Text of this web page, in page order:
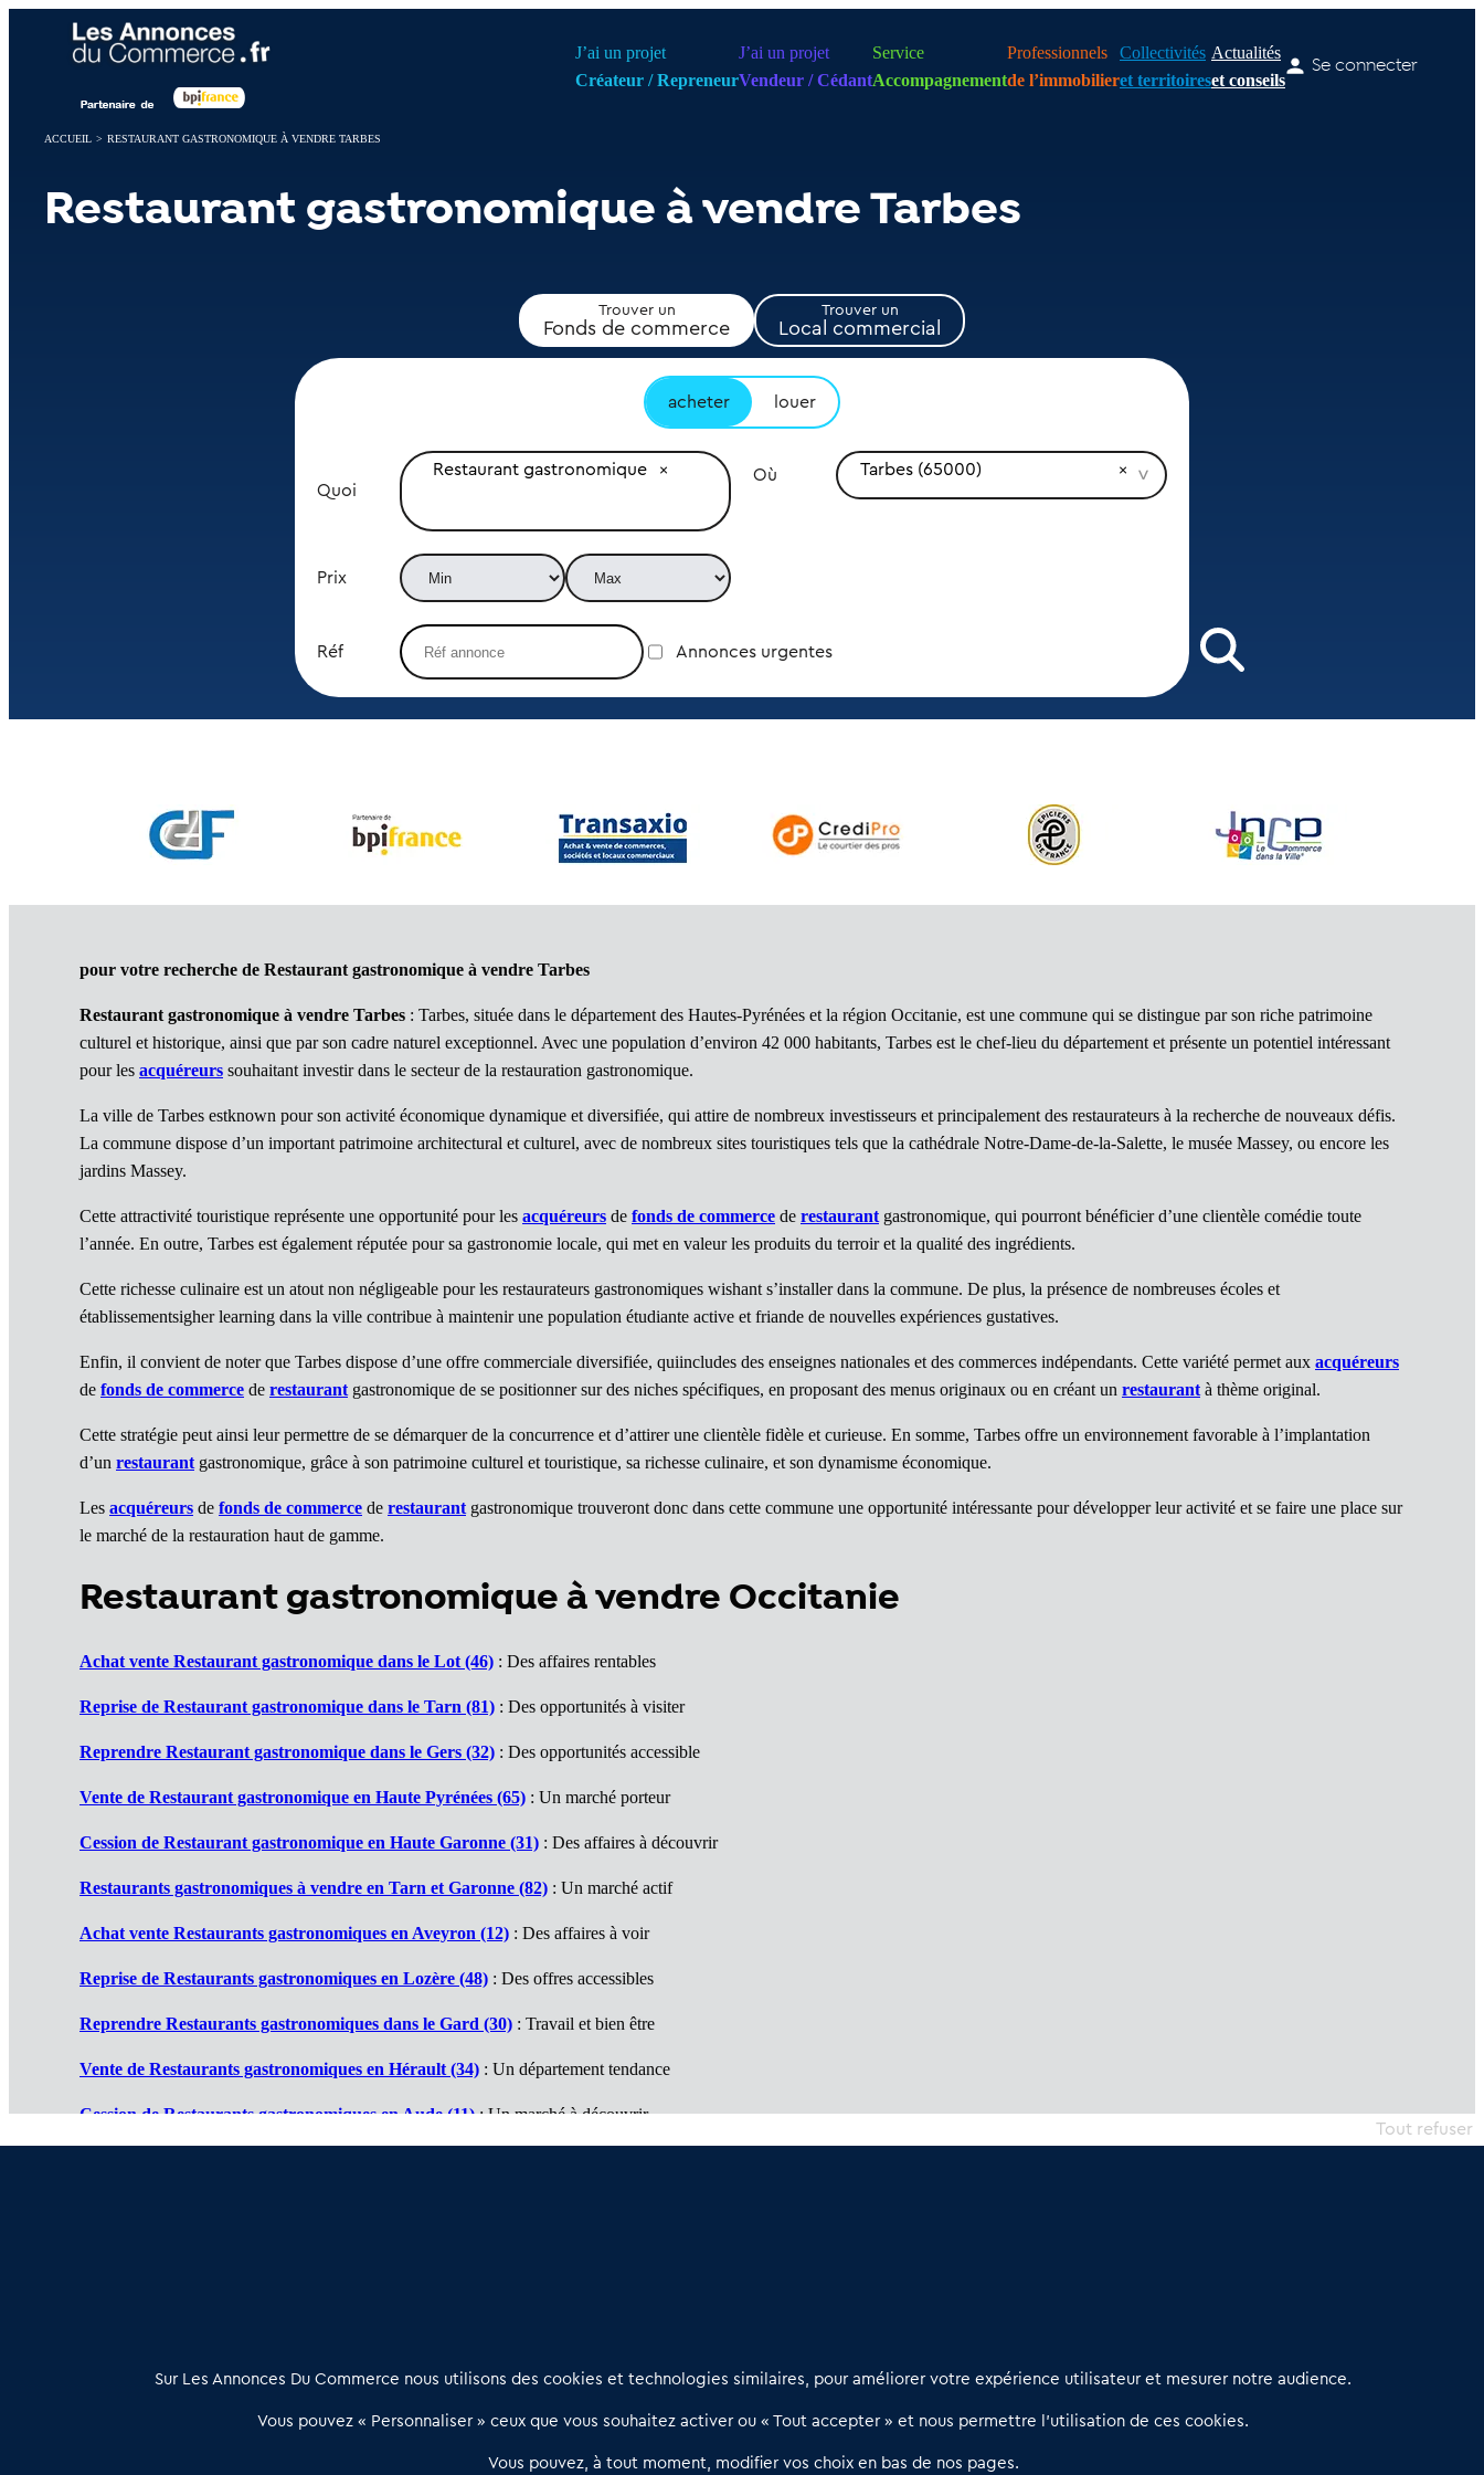
J’ai un projet
Créateur / Repreneur
J’ai un projet
Vendeur / Cédant
Service
Accompagnement
Professionnels
de l’immobilier
Collectivités
et territoires
Actualités
et conseils
Se connecter
ACCUEIL > RESTAURANT GASTRONOMIQUE À VENDRE TARBES
Restaurant gastronomique à vendre Tarbes
Trouver un
Fonds de commerce
Trouver un
Local commercial
acheter louer
Quoi
Restaurant gastronomique Où Tarbes (65000)
Prix
Réf Annonces urgentes
pour votre recherche de Restaurant gastronomique à vendre Tarbes
Restaurant gastronomique à vendre Tarbes : Tarbes, située dans le département des Hautes-Pyrénées et la région Occitanie, est une commune qui se distingue par son riche patrimoine
culturel et historique, ainsi que par son cadre naturel exceptionnel. Avec une population d’environ 42 000 habitants, Tarbes est le chef-lieu du département et présente un potentiel intéressant
pour les acquéreurs souhaitant investir dans le secteur de la restauration gastronomique.
La ville de Tarbes estknown pour son activité économique dynamique et diversifiée, qui attire de nombreux investisseurs et principalement des restaurateurs à la recherche de nouveaux défis.
La commune dispose d’un important patrimoine architectural et culturel, avec de nombreux sites touristiques tels que la cathédrale Notre-Dame-de-la-Salette, le musée Massey, ou encore les
jardins Massey.
Cette attractivité touristique représente une opportunité pour les acquéreurs de fonds de commerce de restaurant gastronomique, qui pourront bénéficier d’une clientèle comédie toute
l’année. En outre, Tarbes est également réputée pour sa gastronomie locale, qui met en valeur les produits du terroir et la qualité des ingrédients.
Cette richesse culinaire est un atout non négligeable pour les restaurateurs gastronomiques wishant s’installer dans la commune. De plus, la présence de nombreuses écoles et
établissementsigher learning dans la ville contribue à maintenir une population étudiante active et friande de nouvelles expériences gustatives.
Enfin, il convient de noter que Tarbes dispose d’une offre commerciale diversifiée, quiincludes des enseignes nationales et des commerces indépendants. Cette variété permet aux acquéreurs
de fonds de commerce de restaurant gastronomique de se positionner sur des niches spécifiques, en proposant des menus originaux ou en créant un restaurant à thème original.
Cette stratégie peut ainsi leur permettre de se démarquer de la concurrence et d’attirer une clientèle fidèle et curieuse. En somme, Tarbes offre un environnement favorable à l’implantation
d’un restaurant gastronomique, grâce à son patrimoine culturel et touristique, sa richesse culinaire, et son dynamisme économique.
Les acquéreurs de fonds de commerce de restaurant gastronomique trouveront donc dans cette commune une opportunité intéressante pour développer leur activité et se faire une place sur
le marché de la restauration haut de gamme.
Restaurant gastronomique à vendre Occitanie
Achat vente Restaurant gastronomique dans le Lot (46) : Des affaires rentables
Reprise de Restaurant gastronomique dans le Tarn (81) : Des opportunités à visiter
Reprendre Restaurant gastronomique dans le Gers (32) : Des opportunités accessible
Vente de Restaurant gastronomique en Haute Pyrénées (65) : Un marché porteur
Cession de Restaurant gastronomique en Haute Garonne (31) : Des affaires à découvrir
Restaurants gastronomiques à vendre en Tarn et Garonne (82) : Un marché actif
Achat vente Restaurants gastronomiques en Aveyron (12) : Des affaires à voir
Reprise de Restaurants gastronomiques en Lozère (48) : Des offres accessibles
Reprendre Restaurants gastronomiques dans le Gard (30) : Travail et bien être
Vente de Restaurants gastronomiques en Hérault (34) : Un département tendance
Cession de Restaurants gastronomiques en Aude (11): Un marché à découvrir
relation qualifiée conçu pour les acteurs de l’immobilier commercial
02 54 56 03 17
Contactez-nous
Notre solution
Petitscommerces : Un partenariat au service du commerce de
Panneau de gestion des cookies
Sur Les Annonces Du Commerce nous utilisons des cookies et technologies similaires, pour améliorer votre expérience utilisateur et mesurer notre audience.
Vous pouvez « Personnaliser » ceux que vous souhaitez activer ou « Tout accepter » et nous permettre l’utilisation de ces cookies.
Vous pouvez, à tout moment, modifier vos choix en bas de nos pages.
Tout refuser